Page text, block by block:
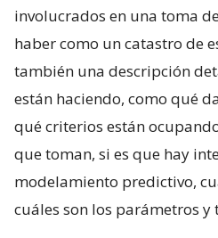
involucrados en una toma
haber como un catastro de
también una descripción
están haciendo, como qué
qué criterios están
que toman, si es que hay
modelamiento predictivo,
cuáles son los parámetros y